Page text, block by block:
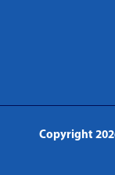
Copyright